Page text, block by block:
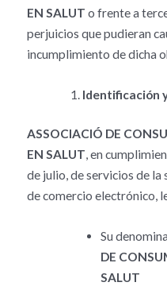
EN SALUT o frente a
perjuicios que pudieran
incumplimiento de dicha
Identificación
ASSOCIACIÓ DE
EN SALUT, en
de julio, de servicios de
de comercio electrónico,
Su
DE
SALUT